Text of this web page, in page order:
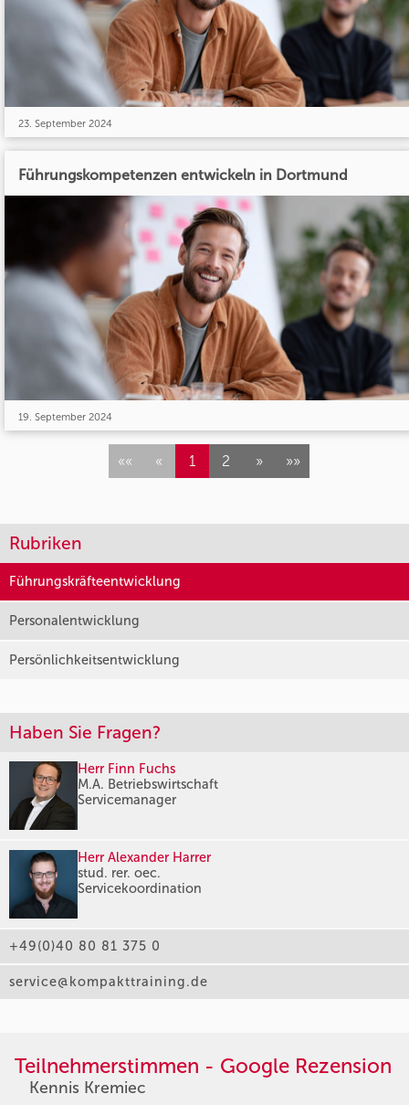
23. September 2024
Führungskompetenzen entwickeln in Dortmund
19. September 2024
«« « 1 2 » »»
Rubriken
Führungskräfteentwicklung
Personalentwicklung
Persönlichkeitsentwicklung
Haben Sie Fragen?
Herr Finn Fuchs
M.A. Betriebswirtschaft
Servicemanager
Herr Alexander Harrer
stud. rer. oec.
Servicekoordination
+49(0)40 80 81 375 0
service@kompakttraining.de
Teilnehmerstimmen - Google Rezension
Kennis Kremiec